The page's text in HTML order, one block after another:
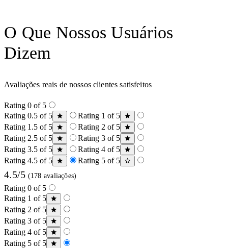
O Que Nossos Usuários
Dizem
Avaliações reais de nossos clientes satisfeitos
Rating 0 of 5
Rating 0.5 of 5
Rating 1 of 5
Rating 1.5 of 5
Rating 2 of 5
Rating 2.5 of 5
Rating 3 of 5
Rating 3.5 of 5
Rating 4 of 5
Rating 4.5 of 5
Rating 5 of 5
4.5/5 (178 avaliações)
Rating 0 of 5
Rating 1 of 5
Rating 2 of 5
Rating 3 of 5
Rating 4 of 5
Rating 5 of 5